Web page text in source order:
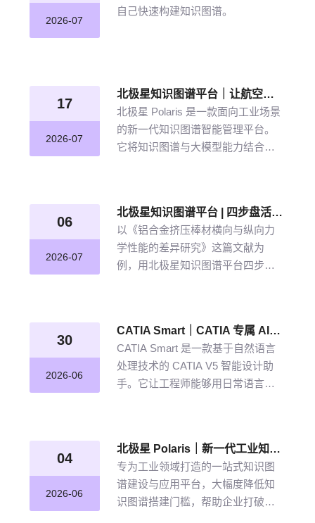
2026-07
自己快速构建知识图谱。
17
2026-07
北极星知识图谱平台｜让航空发动机叶片知识“连”起来
北极星 Polaris 是一款面向工业场景
的新一代知识图谱智能管理平台。
它将知识图谱与大模型能力结合，
06
2026-07
北极星知识图谱平台 | 四步盘活航空材料全量文献
以《铝合金挤压棒材横向与纵向力
学性能的差异研究》这篇文献为
例，用北极星知识图谱平台四步盘
注、清洗的低效方式。
30
2026-06
CATIA Smart｜CATIA 专属 AI 智能体，说说话，AI 帮你建模
CATIA Smart 是一款基于自然语言
处理技术的 CATIA V5 智能设计助
手。它让工程师能够用日常语言描
04
2026-06
北极星 Polaris｜新一代工业知识图谱智能管理平台，点亮工业知识智能之路
专为工业领域打造的一站式知识图
谱建设与应用平台，大幅度降低知
识图谱搭建门槛，帮助企业打破数